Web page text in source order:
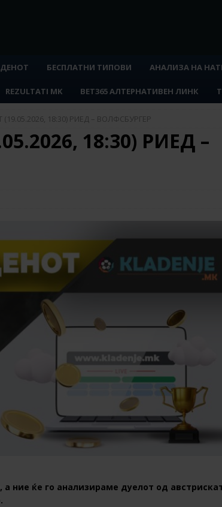
БЕСПЛАТНИ ТИПОВИ АНАЛИЗА НА
REZULTATI MK BET365 АЛТЕРНАТИВЕН ЛИНК
18:30) РИЕД – ВОЛФСБУРГЕР
18:30) РИЕД –
ние ќе го анализираме дуелот од